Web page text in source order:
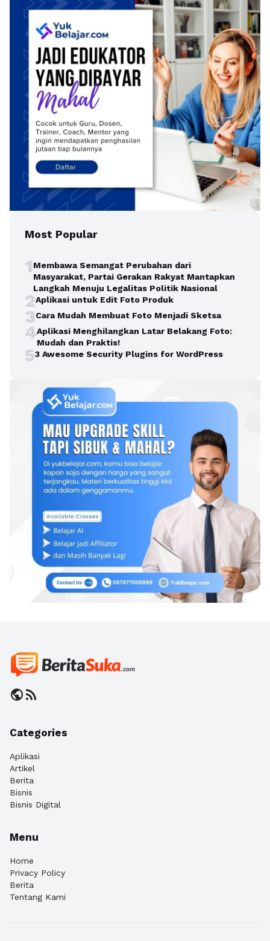
Most Popular
1Membawa Semangat Perubahan dari
Masyarakat, Partai Gerakan Rakyat Mantapkan
Langkah Menuju Legalitas Politik Nasional
2Aplikasi untuk Edit Foto Produk
3Cara Mudah Membuat Foto Menjadi Sketsa
4Aplikasi Menghilangkan Latar Belakang Foto:
Mudah dan Praktis!
53 Awesome Security Plugins for WordPress
publicrss_feed
Categories
Aplikasi
Artikel
Berita
Bisnis
Bisnis Digital
Menu
Home
Privacy Policy
Berita
Tentang Kami